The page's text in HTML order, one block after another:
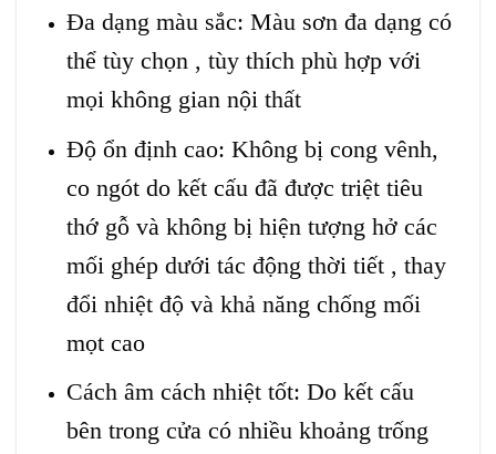
Đa dạng màu sắc: Màu sơn đa dạng có
thể tùy chọn , tùy thích phù hợp với
mọi không gian nội thất
Độ ổn định cao: Không bị cong vênh,
co ngót do kết cấu đã được triệt tiêu
thớ gỗ và không bị hiện tượng hở các
mối ghép dưới tác động thời tiết , thay
đổi nhiệt độ và khả năng chống mối
mọt cao
Cách âm cách nhiệt tốt: Do kết cấu
bên trong cửa có nhiều khoảng trống